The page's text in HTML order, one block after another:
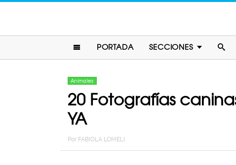
PORTADA SECCIONES
Animales
20 Fotografías
YA
Por FABIOLA LOMELI